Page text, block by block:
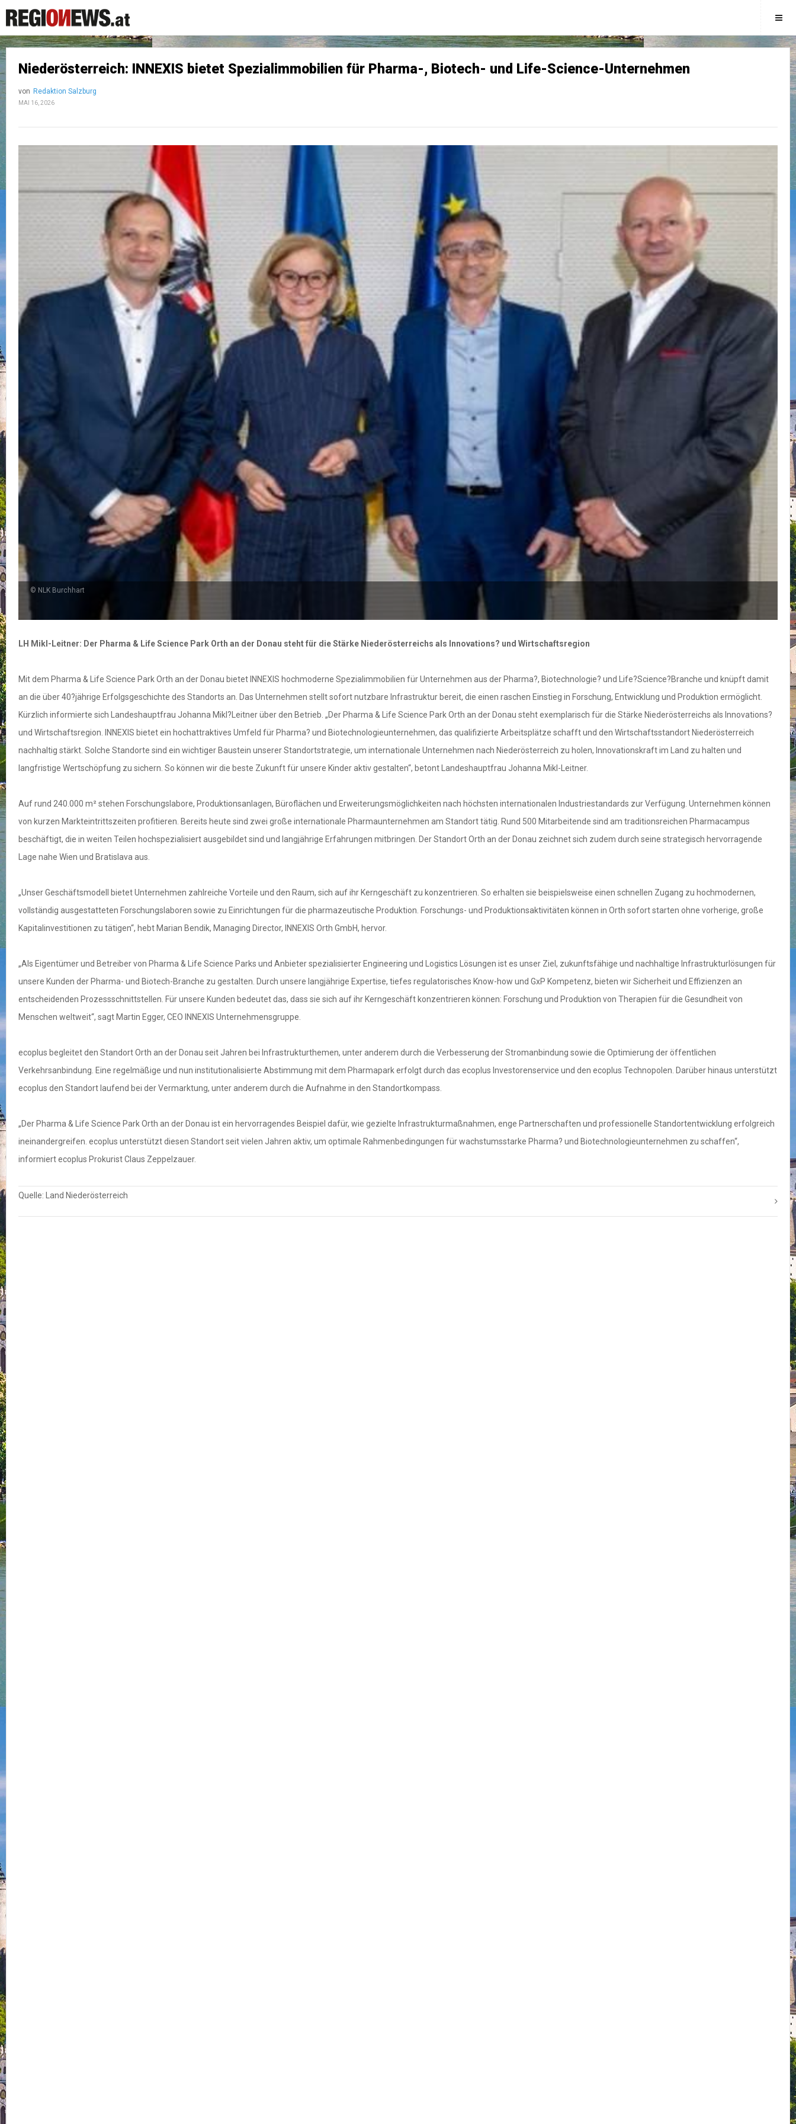
Niederösterreich: INNEXIS bietet Spezialimmobilien für Pharma-, Biotech- und Life-Science-Unternehmen
von Redaktion Salzburg
MAI 16, 2026
© NLK Burchhart
LH Mikl-Leitner: Der Pharma & Life Science Park Orth an der Donau steht für die Stärke Niederösterreichs als Innovations? und Wirtschaftsregion
Mit dem Pharma & Life Science Park Orth an der Donau bietet INNEXIS hochmoderne Spezialimmobilien für Unternehmen aus der Pharma?, Biotechnologie? und Life?Science?Branche und knüpft damit
an die über 40?jährige Erfolgsgeschichte des Standorts an. Das Unternehmen stellt sofort nutzbare Infrastruktur bereit, die einen raschen Einstieg in Forschung, Entwicklung und Produktion ermöglicht.
Kürzlich informierte sich Landeshauptfrau Johanna Mikl?Leitner über den Betrieb. „Der Pharma & Life Science Park Orth an der Donau steht exemplarisch für die Stärke Niederösterreichs als Innovations?
und Wirtschaftsregion. INNEXIS bietet ein hochattraktives Umfeld für Pharma? und Biotechnologieunternehmen, das qualifizierte Arbeitsplätze schafft und den Wirtschaftsstandort Niederösterreich
nachhaltig stärkt. Solche Standorte sind ein wichtiger Baustein unserer Standortstrategie, um internationale Unternehmen nach Niederösterreich zu holen, Innovationskraft im Land zu halten und
langfristige Wertschöpfung zu sichern. So können wir die beste Zukunft für unsere Kinder aktiv gestalten“, betont Landeshauptfrau Johanna Mikl-Leitner.
Auf rund 240.000 m² stehen Forschungslabore, Produktionsanlagen, Büroflächen und Erweiterungsmöglichkeiten nach höchsten internationalen Industriestandards zur Verfügung. Unternehmen können
von kurzen Markteintrittszeiten profitieren. Bereits heute sind zwei große internationale Pharmaunternehmen am Standort tätig. Rund 500 Mitarbeitende sind am traditionsreichen Pharmacampus
beschäftigt, die in weiten Teilen hochspezialisiert ausgebildet sind und langjährige Erfahrungen mitbringen. Der Standort Orth an der Donau zeichnet sich zudem durch seine strategisch hervorragende
Lage nahe Wien und Bratislava aus.
„Unser Geschäftsmodell bietet Unternehmen zahlreiche Vorteile und den Raum, sich auf ihr Kerngeschäft zu konzentrieren. So erhalten sie beispielsweise einen schnellen Zugang zu hochmodernen,
vollständig ausgestatteten Forschungslaboren sowie zu Einrichtungen für die pharmazeutische Produktion. Forschungs- und Produktionsaktivitäten können in Orth sofort starten ohne vorherige, große
Kapitalinvestitionen zu tätigen“, hebt Marian Bendik, Managing Director, INNEXIS Orth GmbH, hervor.
„Als Eigentümer und Betreiber von Pharma & Life Science Parks und Anbieter spezialisierter Engineering und Logistics Lösungen ist es unser Ziel, zukunftsfähige und nachhaltige Infrastrukturlösungen für
unsere Kunden der Pharma- und Biotech-Branche zu gestalten. Durch unsere langjährige Expertise, tiefes regulatorisches Know-how und GxP Kompetenz, bieten wir Sicherheit und Effizienzen an
entscheidenden Prozessschnittstellen. Für unsere Kunden bedeutet das, dass sie sich auf ihr Kerngeschäft konzentrieren können: Forschung und Produktion von Therapien für die Gesundheit von
Menschen weltweit“, sagt Martin Egger, CEO INNEXIS Unternehmensgruppe.
ecoplus begleitet den Standort Orth an der Donau seit Jahren bei Infrastrukturthemen, unter anderem durch die Verbesserung der Stromanbindung sowie die Optimierung der öffentlichen
Verkehrsanbindung. Eine regelmäßige und nun institutionalisierte Abstimmung mit dem Pharmapark erfolgt durch das ecoplus Investorenservice und den ecoplus Technopolen. Darüber hinaus unterstützt
ecoplus den Standort laufend bei der Vermarktung, unter anderem durch die Aufnahme in den Standortkompass.
„Der Pharma & Life Science Park Orth an der Donau ist ein hervorragendes Beispiel dafür, wie gezielte Infrastrukturmaßnahmen, enge Partnerschaften und professionelle Standortentwicklung erfolgreich
ineinandergreifen. ecoplus unterstützt diesen Standort seit vielen Jahren aktiv, um optimale Rahmenbedingungen für wachstumsstarke Pharma? und Biotechnologieunternehmen zu schaffen“,
informiert ecoplus Prokurist Claus Zeppelzauer.
Quelle: Land Niederösterreich